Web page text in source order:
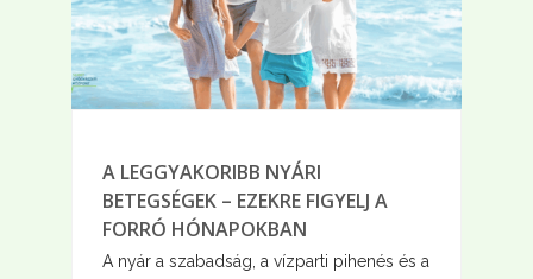
A LEGGYAKORIBB NYÁRI
BETEGSÉGEK – EZEKRE FIGYELJ A
FORRÓ HÓNAPOKBAN
A nyár a szabadság, a vízparti pihenés és a